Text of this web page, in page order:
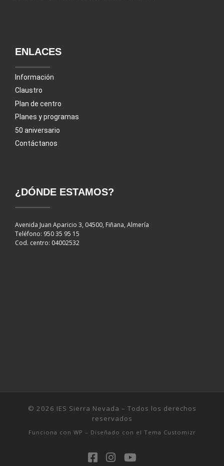
ENLACES
Información
Claustro
Plan de centro
Planes y programas
50 aniversario
Contáctanos
¿DÓNDE ESTAMOS?
Avenida Juan Aparicio 3, 04500, Fiñana, Almería
Teléfono: 950 35 95 15
Cod. centro: 04002532
© 2026 IES Sierra Nevada – Todos los derechos
reservados
Funciona con WP – Diseñado con el Tema Customizr